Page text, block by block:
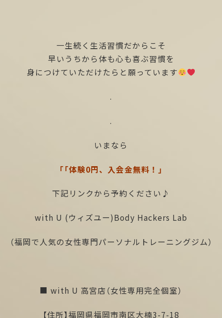
一生続く生活習慣だからこそ
早いうちから体も心も喜ぶ習慣を
身につけていただけたらと願っています
.
.
いまなら
「「体験0円、入会金無料！」
下記リンクから予約ください♪
with U (ウィズユー)Body Hackers Lab
（福岡で人気の女性専門パーソナルトレーニングジム）
■ with U 高宮店（女性専用完全個室）
【住所】福岡県福岡市南区大楠3-7-18